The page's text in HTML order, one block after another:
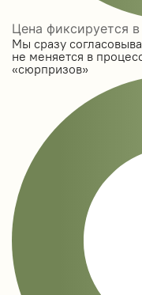
Цена фиксируется
Мы сразу
не меняется в
«сюрпризов»